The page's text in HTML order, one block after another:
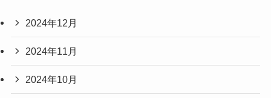
2024年12月
2024年11月
2024年10月